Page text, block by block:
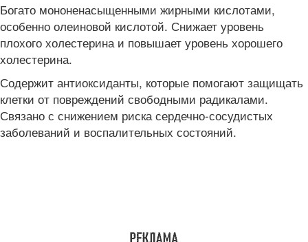
Богато мононенасыщенными жирными кислотами,
особенно олеиновой кислотой. Снижает уровень
плохого холестерина и повышает уровень хорошего
холестерина.
Содержит антиоксиданты, которые помогают защищать
клетки от повреждений свободными радикалами.
Связано с снижением риска сердечно-сосудистых
заболеваний и воспалительных состояний.